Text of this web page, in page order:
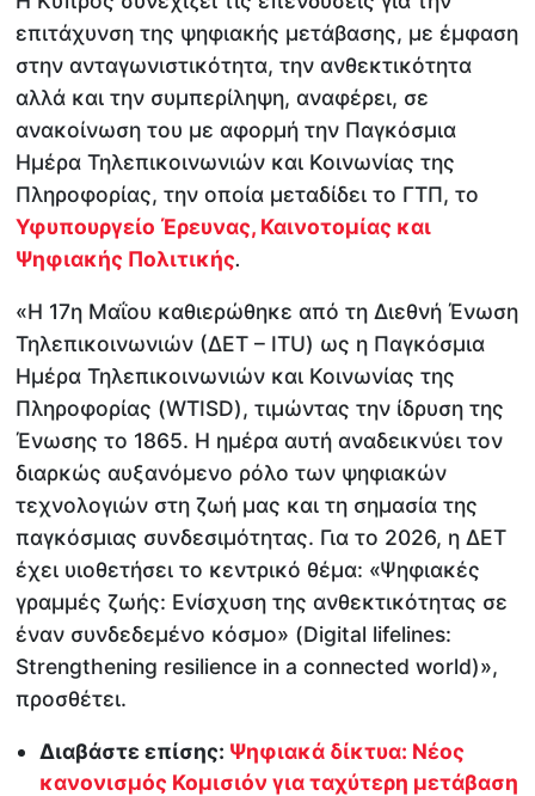
επιτάχυνση της ψηφιακής μετάβασης, με έμφαση
στην ανταγωνιστικότητα, την ανθεκτικότητα
αλλά και την συμπερίληψη, αναφέρει, σε
ανακοίνωση του με αφορμή την Παγκόσμια
Ημέρα Τηλεπικοινωνιών και Κοινωνίας της
Πληροφορίας, την οποία μεταδίδει το ΓΤΠ, το
Υφυπουργείο Έρευνας, Καινοτομίας και
Ψηφιακής Πολιτικής.
«Η 17η Μαΐου καθιερώθηκε από τη Διεθνή Ένωση
Τηλεπικοινωνιών (ΔΕΤ – ITU) ως η Παγκόσμια
Ημέρα Τηλεπικοινωνιών και Κοινωνίας της
Πληροφορίας (WTISD), τιμώντας την ίδρυση της
Ένωσης το 1865. Η ημέρα αυτή αναδεικνύει τον
διαρκώς αυξανόμενο ρόλο των ψηφιακών
τεχνολογιών στη ζωή μας και τη σημασία της
παγκόσμιας συνδεσιμότητας. Για το 2026, η ΔΕΤ
έχει υιοθετήσει το κεντρικό θέμα: «Ψηφιακές
γραμμές ζωής: Ενίσχυση της ανθεκτικότητας σε
έναν συνδεδεμένο κόσμο» (Digital lifelines:
Strengthening resilience in a connected world)»,
προσθέτει.
Διαβάστε επίσης: Ψηφιακά δίκτυα: Νέος
κανονισμός Κομισιόν για ταχύτερη μετάβαση